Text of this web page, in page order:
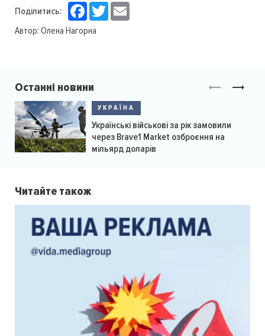
Поділитись: Facebook
Twitter
Автор: Олена Нагорна
Останні новини
УКРАЇНА
Українські військові за рік замовили
через Brave1 Market озброєння на
мільярд доларів
Читайте також